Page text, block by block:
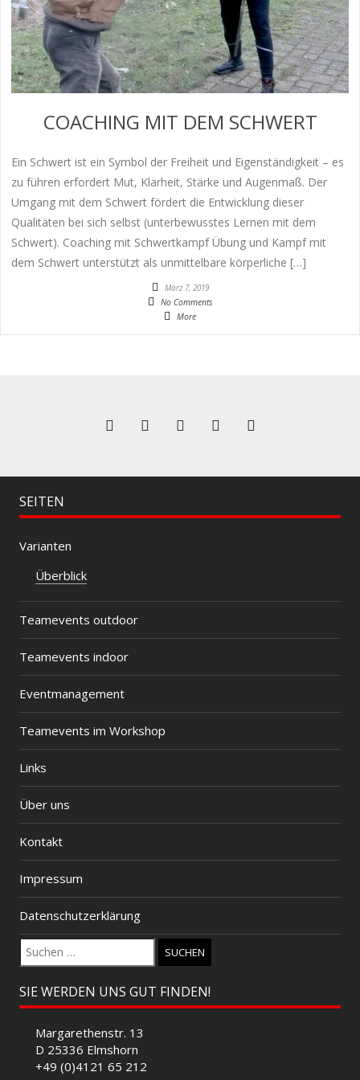
COACHING MIT DEM SCHWERT
Ein Schwert ist ein Symbol der Freiheit und Eigenständigkeit – es
zu führen erfordert Mut, Klarheit, Stärke und Augenmaß. Der
Umgang mit dem Schwert fördert die Entwicklung dieser
Qualitäten bei sich selbst (unterbewusstes Lernen mit dem
Schwert). Coaching mit Schwertkampf Übung und Kampf mit
dem Schwert unterstützt als unmittelbare körperliche […]
März 7, 2019
No Comments
More
SEITEN
Varianten
Überblick
Teamevents outdoor
Teamevents indoor
Eventmanagement
Teamevents im Workshop
Links
Über uns
Kontakt
Impressum
Datenschutzerklärung
Suchen
nach:
SIE WERDEN UNS GUT FINDEN!
Margarethenstr. 13
D 25336 Elmshorn
+49 (0)4121 65 212